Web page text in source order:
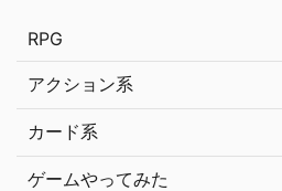
RPG
アクション系
カード系
ゲームやってみた